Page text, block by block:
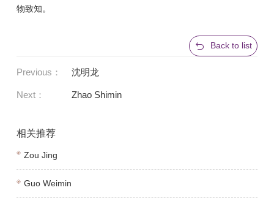
物致知。
Back to list
Previous： 沈明龙
Next： Zhao Shimin
相关推荐
Zou Jing
Guo Weimin